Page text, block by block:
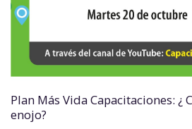
Plan Más Vida Capacitaciones: ¿
enojo?